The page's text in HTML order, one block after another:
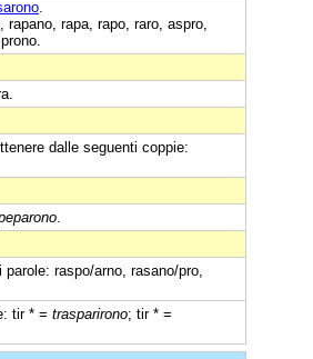
rapa, rapo, raro, aspro,
dalle seguenti coppie:
raspo/arno, rasano/pro,
tir * = trasparirono; tir * =